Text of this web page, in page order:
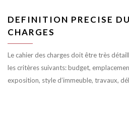
DEFINITION PRECISE
CHARGES
Le cahier des charges doit être très
les critères suivants: budget,
exposition, style d’immeuble, travaux,